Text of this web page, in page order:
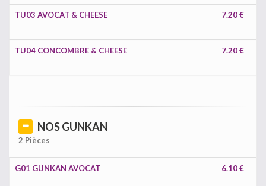
TU03 AVOCAT & CHEESE 7.20 €
TU04 CONCOMBRE & CHEESE 7.20 €
NOS GUNKAN
2 Pièces
G01 GUNKAN AVOCAT 6.10 €